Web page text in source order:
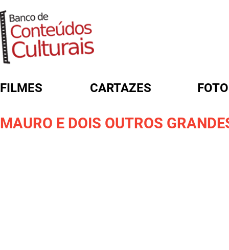
FILMES CARTAZES
MAURO E DOIS OUTROS
FORMULÁRIO DE BUSCA